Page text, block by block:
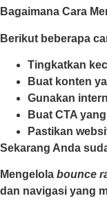
Bagaimana Cara
Berikut beberapa
Tingkatkan
Buat konten
Gunakan
Buat CTA
Pastikan
Sekarang Anda
Mengelola bounce
dan navigasi yang